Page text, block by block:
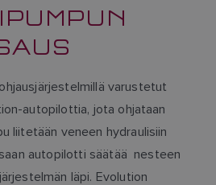
varustetut
autopilottia, jota ohjataan
liitetään veneen hydraulisiin
autopilotti säätää nesteen
läpi. Evolution